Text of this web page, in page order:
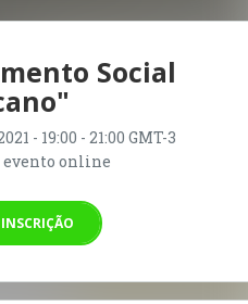
Social
- 19:00 - 21:00 GMT-3
evento online